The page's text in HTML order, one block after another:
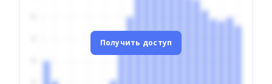
Получить доступ